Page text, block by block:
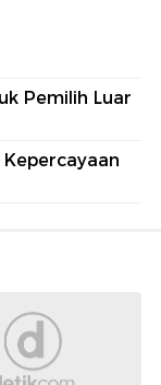
Pemilih Luar